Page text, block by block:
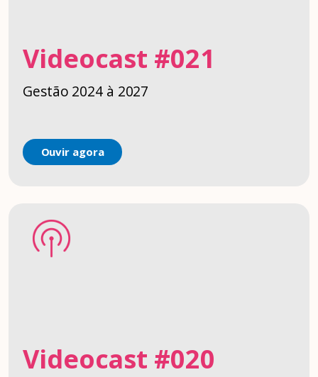
Videocast #021
Gestão 2024 à 2027
Ouvir agora
Videocast #020